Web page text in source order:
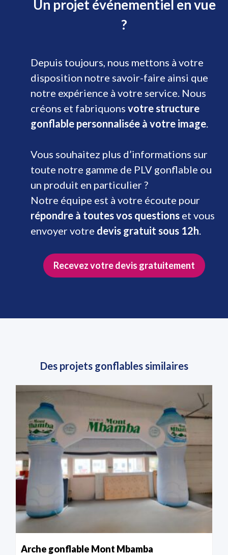
Un projet événementiel en vue
?
Depuis toujours, nous mettons à votre
disposition notre savoir-faire ainsi que
notre expérience à votre service. Nous
créons et fabriquons votre structure
gonflable personnalisée à votre image.
Vous souhaitez plus d’informations sur
toute notre gamme de PLV gonflable ou
un produit en particulier ?
Notre équipe est à votre écoute pour
répondre à toutes vos questions et vous
envoyer votre devis gratuit sous 12h.
Recevez votre devis gratuitement
Des projets gonflables similaires
Arche gonflable Mont Mbamba